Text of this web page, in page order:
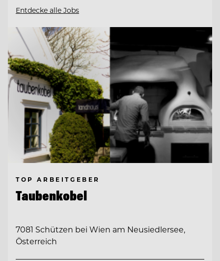
Entdecke alle Jobs
TOP ARBEITGEBER
Taubenkobel
7081 Schützen bei Wien am Neusiedlersee,
Österreich